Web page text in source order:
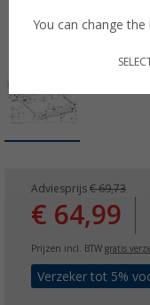
Adviesprijs € 69,73
€ 64,99
Prijzen incl. BTW gratis
Verzeker tot 5%
You can change